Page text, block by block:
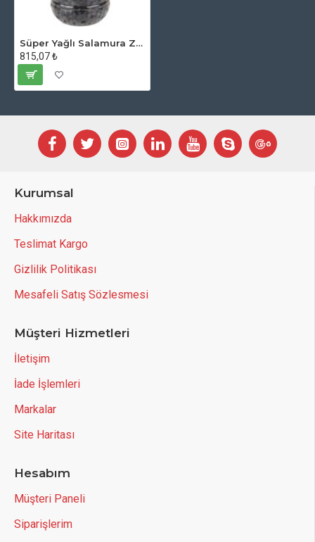
Süper Yağlı Salamura Zeytin 2 Kg. 261-290 Kalibre
815,07 ₺
Kurumsal
Hakkımızda
Teslimat Kargo
Gizlilik Politikası
Mesafeli Satış Sözlesmesi
Müşteri Hizmetleri
İletişim
İade İşlemleri
Markalar
Site Haritası
Hesabım
Müşteri Paneli
Siparişlerim